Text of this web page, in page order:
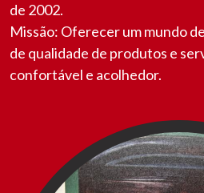
de 2002.
Missão: Oferecer um mundo
de qualidade de produtos e
confortável e acolhedor.